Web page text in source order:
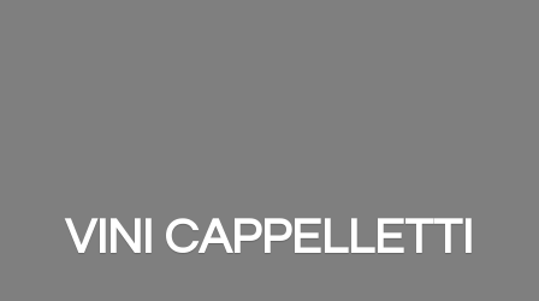
VINI CAPPELLETTI